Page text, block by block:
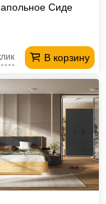
Сиде
В корзину